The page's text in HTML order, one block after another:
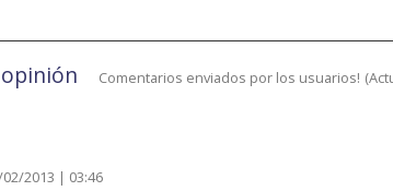
Comentarios enviados por los usuarios! (
2013 | 03:46